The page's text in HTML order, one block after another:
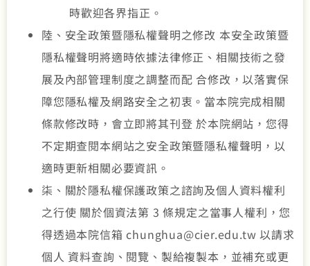
時歡迎各界指正。
陸、安全政策暨隱私權聲明之修改 本安全政策暨
隱私權聲明將適時依據法律修正、相關技術之發
展及內部管理制度之調整而配 合修改，以落實保
障您隱私權及網路安全之初衷。當本院完成相關
條款修改時，會立即將其刊登 於本院網站，您得
不定期查閱本網站之安全政策暨隱私權聲明，以
適時更新相關必要資訊。
柒、關於隱私權保護政策之諮詢及個人資料權利
之行使 關於個資法第 3 條規定之當事人權利，您
得透過本院信箱 chunghua@cier.edu.tw 以請求
個人 資料查詢、閱覽、製給複製本，並補充或更